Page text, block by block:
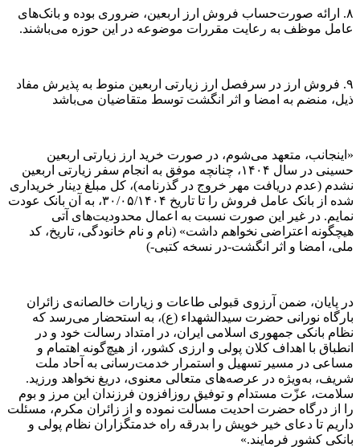
۸. ارائه صورت‌حساب فروش ارز اربعین، ضروری بوده و بانک‌های
عامل موظف به رعایت مقررات موضوعه در این حوزه می‌باشند.
۹. فروش ارز در سرفصل ارز زیارتی اربعین منوط به پذیرش مفاد
ذیل، منضم به امضا و اثر انگشت توسط متقاضیان می‌باشد
«اینجانب، متعهد می‌شوم، در صورت خرید ارز زیارتی اربعین
حسینی در سال ۱۴۰۴، چنانچه موفق به انجام سفر زیارتی اربعین
نشدم (عدم دریافت مهر خروج در گذرنامه)، کل مبلغ دینار خریداری
شده از بانک عامل فروش را تا تاریخ ۳۰/۰۵/۱۴۰۴، به آن بانک عودت
نمایم. در غیر این صورت نسبت به اعمال محدودیت‌های آتی
هیچگونه اعتراضی نخواهم داشت» (نام و نام خانودگی، تاریخ، کد
ملی، امضا و اثر انگشت-در نسخه کتبی-)
در پایان، ضمن آرزوی قبولی طاعات و زیارات خالصانه‌ی زائران
بارگاه نورانی حضرت سیدالشهداء (ع)، به استحضار می‌رسد که
نظام بانکی جمهوری اسلامی ایران، در امتداد رسالت خود و در
انطباق با اهداف کلان پولی و ارزی کشور، از هیچ‌گونه اهتمام و
مساعی در مسیر تسهیل و استمرار خدمت‌رسانی به آحاد ملت
شریف، به‌ویژه در عرصه‌های متعالی معنوی، دریغ نخواهد ورزید.
سلامت، عزّت مستدام و توفیق روزافزون فرزندان این مرز و بوم
را از درگاه حضرت احدیت مسألت نموده و از زائران مکرم، مسئلت
داریم تا دعای خیر خویش را بدرقه راه خدمتگزاران نظام پولی و
بانکی کشور فرمایند.»